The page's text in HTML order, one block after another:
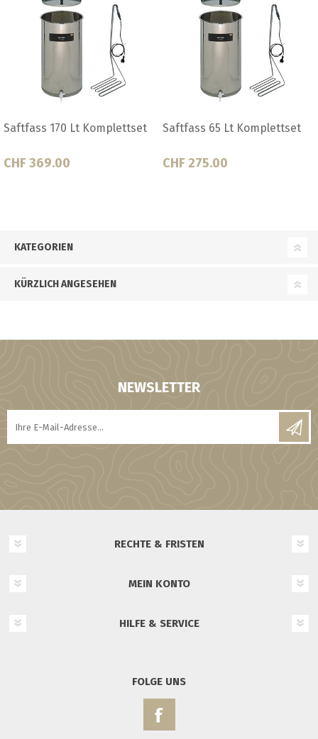
Saftfass 170 Lt Komplettset
CHF 369.00
Saftfass 65 Lt Komplettset
CHF 275.00
KATEGORIEN
KÜRZLICH ANGESEHEN
NEWSLETTER
RECHTE & FRISTEN
MEIN KONTO
HILFE & SERVICE
FOLGE UNS